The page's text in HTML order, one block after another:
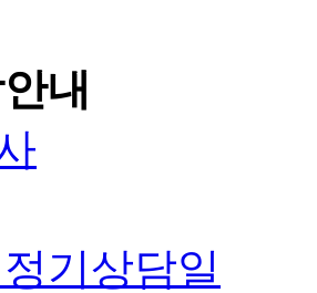
내
기상담일